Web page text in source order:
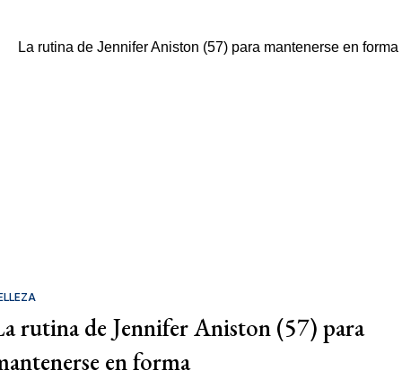
rutina de Jennifer Aniston (57) para
en forma